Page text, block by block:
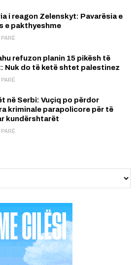
i reagon Zelenskyt: Pavarësia e
e pakthyeshme
PARË
refuzon planin 15 pikësh të
Nuk do të ketë shtet palestinez
PARË
në Serbi: Vuçiq po përdor
kriminale parapolicore për të
kundërshtarët
PARË